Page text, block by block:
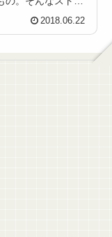
2018.06.22